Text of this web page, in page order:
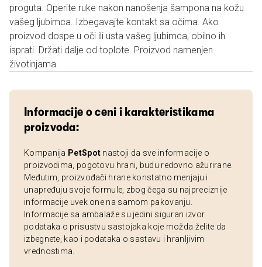
proguta. Operite ruke nakon nanošenja šampona na kožu
vašeg ljubimca. Izbegavajte kontakt sa očima. Ako
proizvod dospe u oči ili usta vašeg ljubimca, obilno ih
isprati. Držati dalje od toplote. Proizvod namenjen
životinjama.
Informacije o ceni i karakteristikama
proizvoda:
Kompanija PetSpot nastoji da sve informacije o
proizvodima, pogotovu hrani, budu redovno ažurirane.
Međutim, proizvođači hrane konstatno menjaju i
unapređuju svoje formule, zbog čega su najpreciznije
informacije uvek one na samom pakovanju.
Informacije sa ambalaže su jedini siguran izvor
podataka o prisustvu sastojaka koje možda želite da
izbegnete, kao i podataka o sastavu i hranljivim
vrednostima.